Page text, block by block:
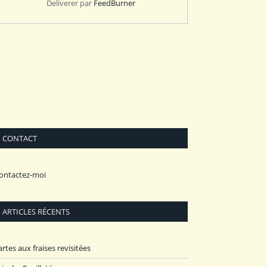
Deliverer par FeedBurner
CONTACT
moi
ARTICLES RÉCENTS
aux fraises revisitées